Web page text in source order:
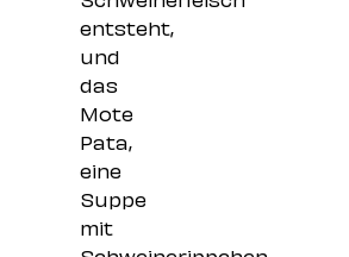
entsteht,
und
das
Mote
Pata,
eine
Suppe
mit